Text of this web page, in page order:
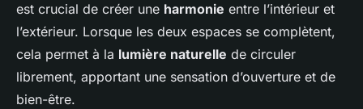
est crucial de créer une harmonie entre l’intérieur et
l’extérieur. Lorsque les deux espaces se complètent,
cela permet à la lumière naturelle de circuler
librement, apportant une sensation d’ouverture et de
bien-être.